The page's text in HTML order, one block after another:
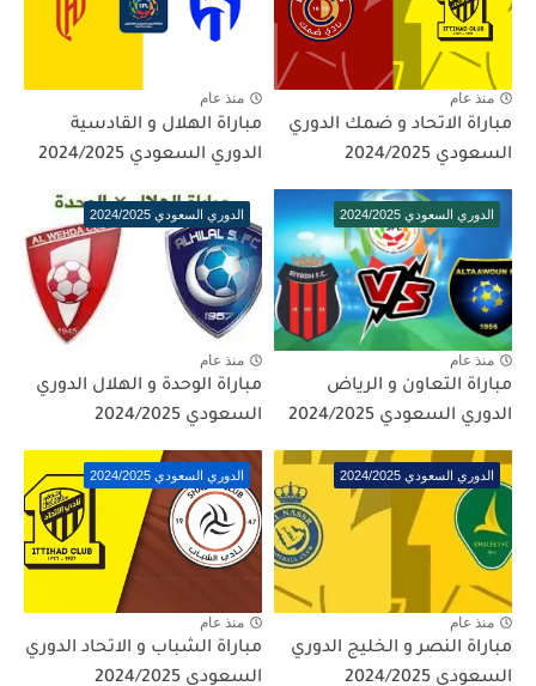
منذ عام
مباراة الاتحاد و ضمك الدوري
السعودي 2024/2025
منذ عام
مباراة الهلال و القادسية
الدوري السعودي 2024/2025
الدوري السعودي 2024/2025
منذ عام
مباراة التعاون و الرياض
الدوري السعودي 2024/2025
الدوري السعودي 2024/2025
منذ عام
مباراة الوحدة و الهلال الدوري
السعودي 2024/2025
الدوري السعودي 2024/2025
منذ عام
مباراة النصر و الخليج الدوري
السعودي 2024/2025
الدوري السعودي 2024/2025
منذ عام
مباراة الشباب و الاتحاد الدوري
السعودي 2024/2025